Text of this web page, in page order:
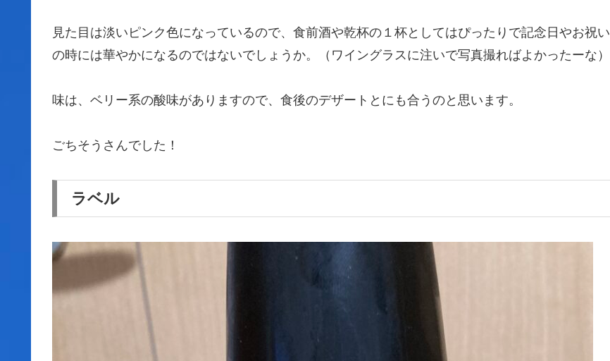
見た目は淡いピンク色になっているので、食前酒や乾杯の１杯としてはぴったりで記念日やお祝い
の時には華やかになるのではないでしょうか。（ワイングラスに注いで写真撮ればよかったーな）
味は、ベリー系の酸味がありますので、食後のデザートとにも合うのと思います。
ごちそうさんでした！
ラベル